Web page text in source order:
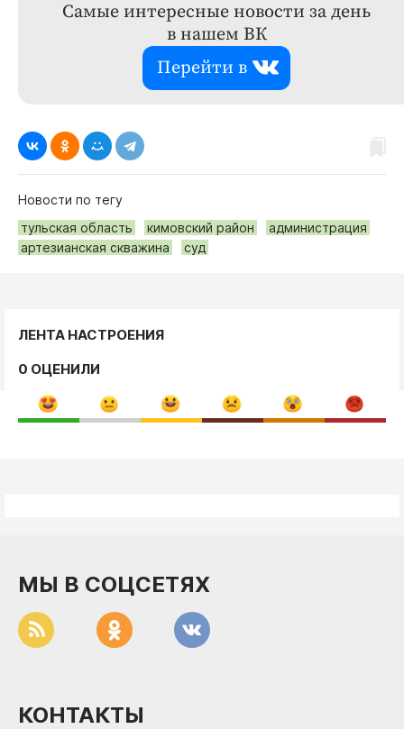
Самые интересные новости за день
в нашем ВК
Перейти в
Новости по тегу
тульская область
кимовский район
администрация
артезианская скважина
суд
ЛЕНТА НАСТРОЕНИЯ
0 ОЦЕНИЛИ
МЫ В СОЦСЕТЯХ
КОНТАКТЫ